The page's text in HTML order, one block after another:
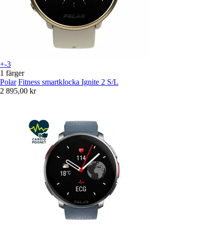
+-3
1 färger
Polar Fitness smartklocka Ignite 2 S/L
2 895,00 kr